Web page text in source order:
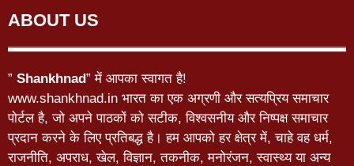
ABOUT US
” Shankhnad” में आपका स्वागत है!
www.shankhnad.in भारत का एक अग्रणी और सत्यप्रिय समाचार
पोर्टल है, जो अपने पाठकों को सटीक, विश्वसनीय और निष्पक्ष समाचार
प्रदान करने के लिए प्रतिबद्ध है। हम आपको हर क्षेत्र में, चाहे वह धर्म,
राजनीति, अपराध, खेल, विज्ञान, तकनीक, मनोरंजन, स्वास्थ्य या अन्य